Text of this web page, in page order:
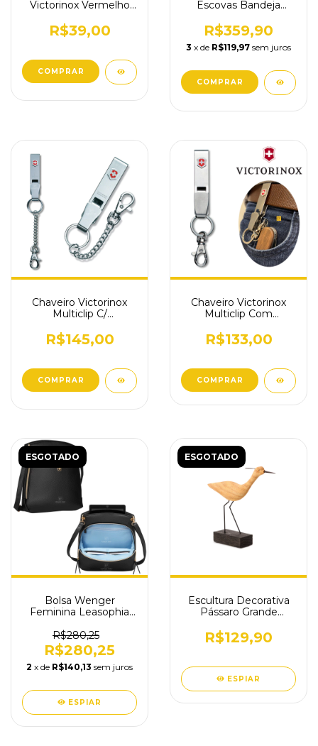
Victorinox Vermelho
4.1879
R$39,00
Escovas Bandeja
Granilite
R$359,90
3 x de R$119,97 sem juros
Chaveiro Victorinox
Multiclip C/
4.1859
R$145,00
Chaveiro Victorinox
Multiclip Com
4.1858
R$133,00
COMPRAR
ESGOTADO
Bolsa Wenger
Feminina Leasophia
R$280,25
R$280,25
2 x de R$140,13 sem juros
ESPIAR
ESGOTADO
Escultura Decorativa
Pássaro Grande
Madeira
R$129,90
ESPIAR